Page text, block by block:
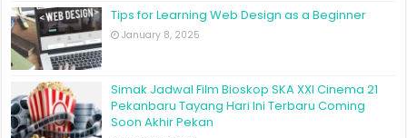
Tips for Learning Web Design as a Beginner
January 8, 2025
Simak Jadwal Film Bioskop SKA XXI Cinema 21
Pekanbaru Tayang Hari Ini Terbaru Coming
Soon Akhir Pekan